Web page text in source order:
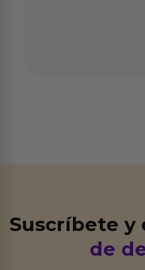
Suscríbete
de